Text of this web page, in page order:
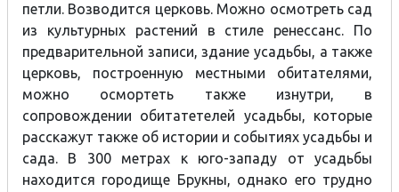
петли. Возводится церковь. Можно осмотреть сад
из культурных растений в стиле ренессанс. По
предварительной записи, здание усадьбы, а также
церковь, построенную местными обитателями,
можно осмортеть также изнутри, в
сопровождении обитатетелей усадьбы, которые
расскажут также об истории и событиях усадьбы и
сада. В 300 метрах к юго-западу от усадьбы
находится городище Брукны, однако его трудно